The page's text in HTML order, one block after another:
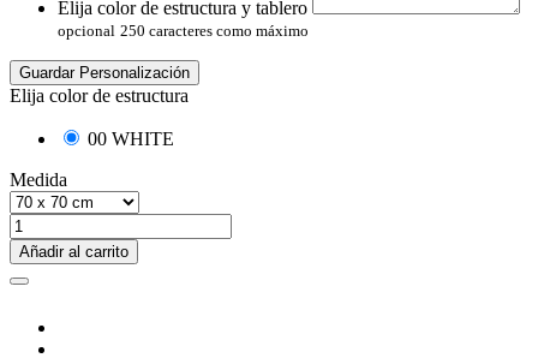
Elija color de estructura y tablero
opcional 250 caracteres como máximo
Guardar Personalización
Elija color de estructura
00 WHITE
Medida
Añadir al carrito